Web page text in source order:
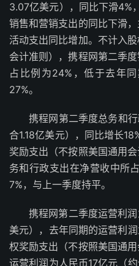
3.07亿美元），同比下滑4%
销售和营销支出的同比下滑
活动支出同比增加。不计入
会计准则），携程网第二季
占比例为24%，低于去年
27%。
携程网第二季度总务和
合1.18亿美元），同比增长
奖励支出（不按照美国通用
务和行政支出在净营收中所
7%，与上一季度持平。
携程网第二季度运营利
美元），去年同期的运营利
权奖励支出（不按照美国通
运营利润为人民币17亿元（